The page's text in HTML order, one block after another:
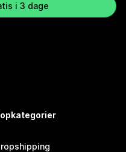
i 3 dage